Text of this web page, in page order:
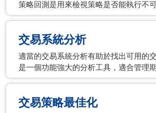
策略回測是用來檢視策略是否能執行不
交易系統分析
適當的交易系統分析有助於找出可用的
是一個功能強大的分析工具，適合管理
交易策略最佳化